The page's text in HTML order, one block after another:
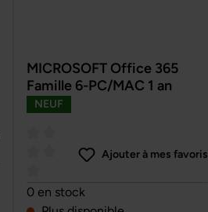
MICROSOFT Office 365
Famille 6-PC/MAC 1 an
NEUF
Note moyenne de 0 sur 5 étoiles
Ajouter à mes favoris
0 en stock